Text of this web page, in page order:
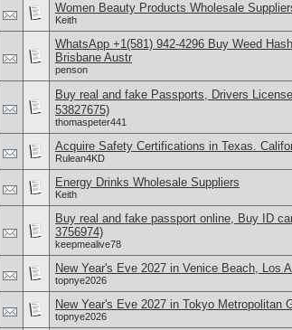
Women Beauty Products Wholesale
Keith
WhatsApp +1(581) 942-4296 Buy Weed
Brisbane Austr
penson
Buy real and fake Passports, Drivers
53827675)
thomaspeter441
Acquire Safety Certifications in Texas.
Rulean4KD
Energy Drinks Wholesale Suppliers
Keith
Buy real and fake passport online, Buy ID
3756974)
keepmealive78
New Year's Eve 2027 in Venice Beach, Los
topnye2026
New Year's Eve 2027 in Tokyo Metropolitan
topnye2026